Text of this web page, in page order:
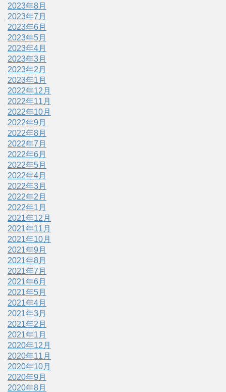
2023年8月
2023年7月
2023年6月
2023年5月
2023年4月
2023年3月
2023年2月
2023年1月
2022年12月
2022年11月
2022年10月
2022年9月
2022年8月
2022年7月
2022年6月
2022年5月
2022年4月
2022年3月
2022年2月
2022年1月
2021年12月
2021年11月
2021年10月
2021年9月
2021年8月
2021年7月
2021年6月
2021年5月
2021年4月
2021年3月
2021年2月
2021年1月
2020年12月
2020年11月
2020年10月
2020年9月
2020年8月